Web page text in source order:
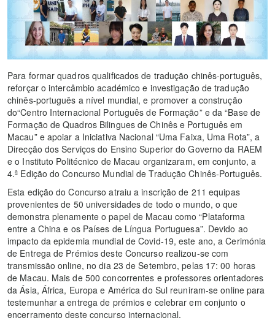
Para formar quadros qualificados de tradução chinês-português,
reforçar o intercâmbio académico e investigação de tradução
chinês-português a nível mundial, e promover a construção
do“Centro Internacional Português de Formação” e da “Base de
Formação de Quadros Bilingues de Chinês e Português em
Macau” e apoiar a Iniciativa Nacional “Uma Faixa, Uma Rota”, a
Direcção dos Serviços do Ensino Superior do Governo da RAEM
e o Instituto Politécnico de Macau organizaram, em conjunto, a
4.ª Edição do Concurso Mundial de Tradução Chinês-Português.
Esta edição do Concurso atraiu a inscrição de 211 equipas
provenientes de 50 universidades de todo o mundo, o que
demonstra plenamente o papel de Macau como “Plataforma
entre a China e os Países de Língua Portuguesa”. Devido ao
impacto da epidemia mundial de Covid-19, este ano, a Cerimónia
de Entrega de Prémios deste Concurso realizou-se com
transmissão online, no dia 23 de Setembro, pelas 17: 00 horas
de Macau. Mais de 500 concorrentes e professores orientadores
da Ásia, África, Europa e América do Sul reuniram-se online para
testemunhar a entrega de prémios e celebrar em conjunto o
encerramento deste concurso internacional.